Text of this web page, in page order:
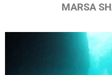
MARSA